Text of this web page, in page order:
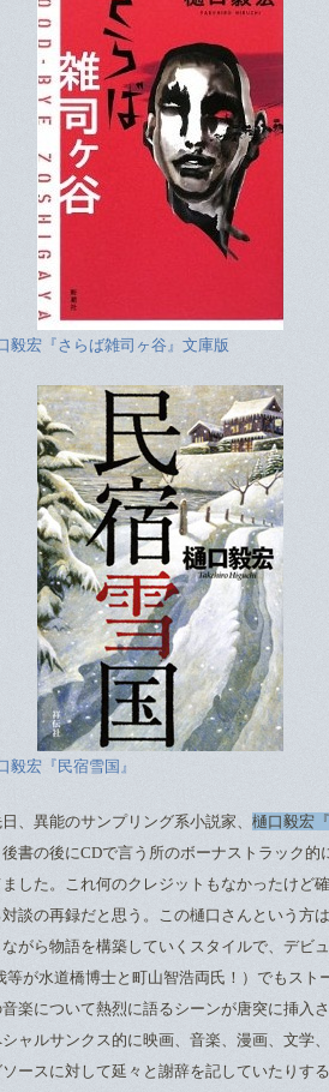
毅宏『さらば雑司ヶ谷』文庫版
毅宏『民宿雪国』
、異能のサンプリング系小説家、 樋口毅宏
書の後にCDで言う所のボーナストラック的
した。これ何のクレジットもなかったけど
談の再録だと思う。この樋口さんという方
がら物語を構築していくスタイルで、デビ
が水道橋博士と町山智浩両氏！）でもスト
楽について熱烈に語るシーンが唐突に挿入
ャルサンクス的に映画、音楽、漫画、文学
ースに対して延々と謝辞を記していたりす